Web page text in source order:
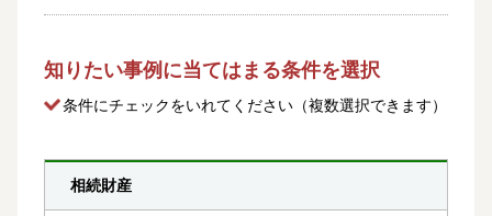
知りたい事例に当てはまる条件を選択
条件にチェックをいれてください（複数選択できます）
相続財産